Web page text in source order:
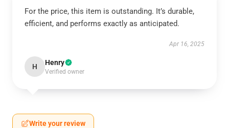
For the price, this item is outstanding. It’s durable,
efficient, and performs exactly as anticipated.
Apr 16, 2025
H Henry
Verified owner
Write your review